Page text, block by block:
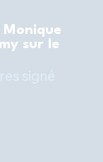
Monique
sur le